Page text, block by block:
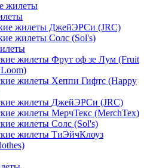
жилеты
жилеты ДжейЭРСи (JRC)
жилеты Солс (Sol's)
жилеты Фрут оф зе Лум (Fruit
жилеты Хеппи Гифтс (Happy
жилеты ДжейЭРСи (JRC)
жилеты МерчТекс (MerchTex)
жилеты Солс (Sol's)
жилеты ТиЭйчКлоуз